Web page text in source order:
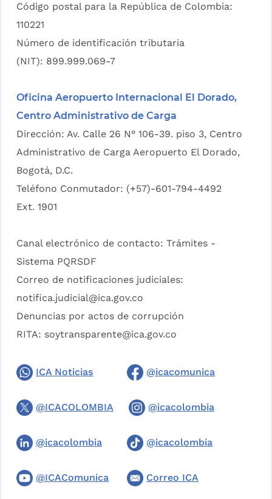
Código postal para la República de Colombia:
110221
Número de identificación tributaria
(NIT): 899.999.069-7
Oficina Aeropuerto Internacional El Dorado,
Centro Administrativo de Carga
Dirección: Av. Calle 26 N° 106-39. piso 3, Centro
Administrativo de Carga Aeropuerto El Dorado,
Bogotá, D.C.
Teléfono Conmutador: (+57)-601-794-4492
Ext. 1901
Canal electrónico de contacto: Trámites -
Sistema PQRSDF
Correo de notificaciones judiciales:
notifica.judicial@ica.gov.co
Denuncias por actos de corrupción
RITA: soytransparente@ica.gov.co
ICA Noticias @icacomunica
@ICACOLOMBIA @icacolombia
@icacolombia @icacolombia
@ICAComunica Correo ICA